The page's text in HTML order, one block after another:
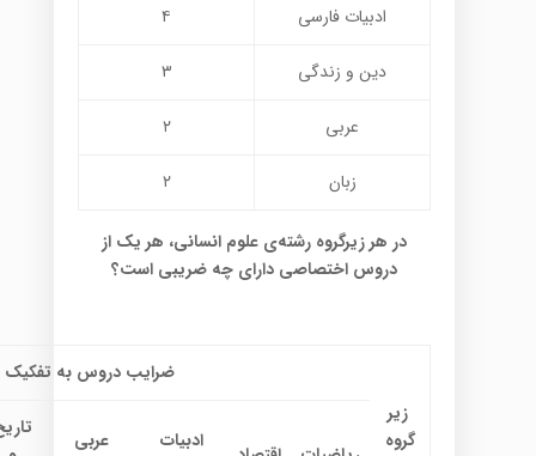
ادبیات فارسی ۴
دین و زندگی ۳
عربی ۲
زبان ۲
در هر زیرگروه رشته‌ی علوم انسانی، هر یک از
دروس اختصاصی دارای چه ضریبی است؟
زیر
گروه
ضرایب دروس به تفکیک
ادبیات
عربی